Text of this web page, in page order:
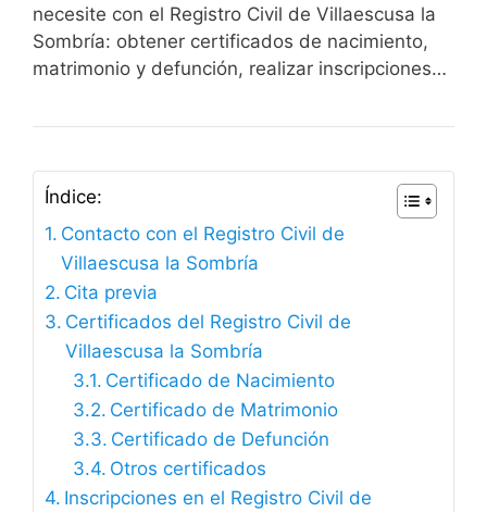
necesite con el Registro Civil de Villaescusa la
Sombría: obtener certificados de nacimiento,
matrimonio y defunción, realizar inscripciones…
Índice:
Contacto con el Registro Civil de
Villaescusa la Sombría
Cita previa
Certificados del Registro Civil de
Villaescusa la Sombría
Certificado de Nacimiento
Certificado de Matrimonio
Certificado de Defunción
Otros certificados
Inscripciones en el Registro Civil de